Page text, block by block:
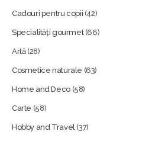
Cadouri pentru copii (42)
Specialități gourmet(66)
Artă(28)
Cosmetice naturale (63)
Home and Deco (58)
Carte (58)
Hobby and Travel(37)